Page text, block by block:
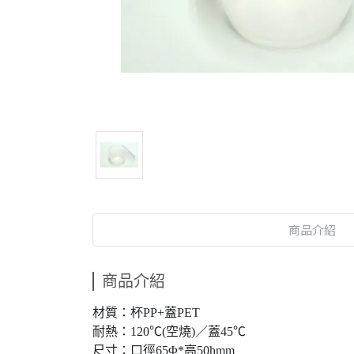
商品介紹
商品介紹
材質：杯PP+蓋PET
耐熱：120℃(空燒)／蓋45℃
尺寸：口徑65Φ*高50hmm